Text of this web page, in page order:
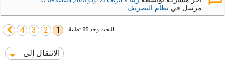
ة
ج
د
ر
مرسل في نظام التصريف
البحث وجد 85 تطابقًا 1
2
3
4التالي
الانتقال إلى